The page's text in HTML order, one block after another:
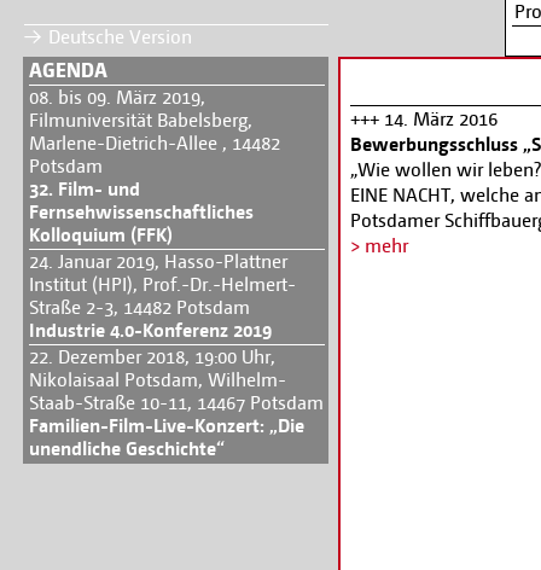
Deutsche Version
AGENDA
08. bis 09. März 2019,
Filmuniversität Babelsberg,
Marlene-Dietrich-Allee , 14482
Potsdam
32. Film- und
Fernsehwissenschaftliches
Kolloquium (FFK)
24. Januar 2019, Hasso-Plattner
Institut (HPI), Prof.-Dr.-Helmert-
Straße 2-3, 14482 Potsdam
Industrie 4.0-Konferenz 2019
22. Dezember 2018, 19:00 Uhr,
Nikolaisaal Potsdam, Wilhelm-
Staab-Straße 10-11, 14467 Potsdam
Familien-Film-Live-Konzert: „Die
unendliche Geschichte“
+++ 14. März 2016
Bewerbungsschluss
„Wie wollen wir
EINE NACHT, welche
Potsdamer
mit Leben zu füllen,
> mehr